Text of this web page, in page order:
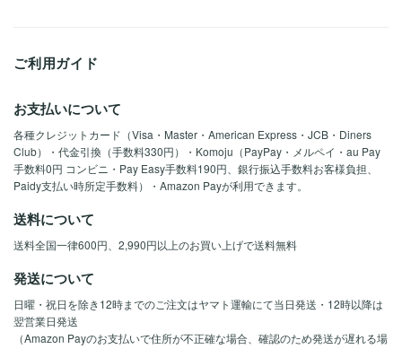
ご利用ガイド
お支払いについて
各種クレジットカード（Visa・Master・American Express・JCB・Diners
Club）・代金引換（手数料330円）・Komoju（PayPay・メルペイ・au Pay
手数料0円 コンビニ・Pay Easy手数料190円、銀行振込手数料お客様負担、
Paidy支払い時所定手数料）・Amazon Payが利用できます。
送料について
送料全国一律600円、2,990円以上のお買い上げで送料無料
発送について
日曜・祝日を除き12時までのご注文はヤマト運輸にて当日発送・12時以降は
翌営業日発送
（Amazon Payのお支払いで住所が不正確な場合、確認のため発送が遅れる場